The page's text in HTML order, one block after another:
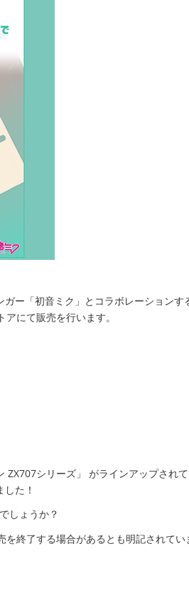
ー「初音ミク」とコラボレーションす
にて販売を行います。
シリーズ」 がラインアップされ
た！
しょうか？
終了する場合があるとも明記されてい